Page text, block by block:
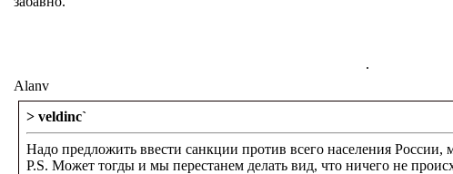
.
Alanv
> veldinc`
Надо предложить ввести санкции против всего населения России,
P.S. Может тогды и мы перестанем делать вид, что ничего не